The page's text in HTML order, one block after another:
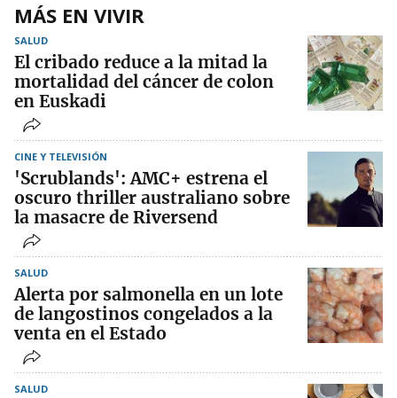
MÁS EN VIVIR
SALUD
El cribado reduce a la mitad la
mortalidad del cáncer de colon
en Euskadi
CINE Y TELEVISIÓN
'Scrublands': AMC+ estrena el
oscuro thriller australiano sobre
la masacre de Riversend
SALUD
Alerta por salmonella en un lote
de langostinos congelados a la
venta en el Estado
SALUD